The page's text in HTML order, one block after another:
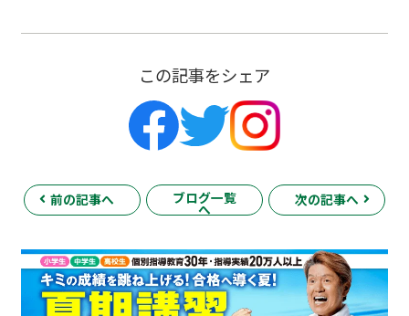
この記事をシェア
前の記事へ ブログ一覧
へ
次の記事へ